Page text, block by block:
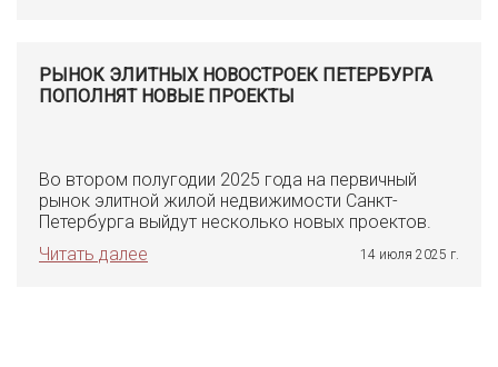
РЫНОК ЭЛИТНЫХ НОВОСТРОЕК ПЕТЕРБУРГА
ПОПОЛНЯТ НОВЫЕ ПРОЕКТЫ
Во втором полугодии 2025 года на первичный
рынок элитной жилой недвижимости Санкт-
Петербурга выйдут несколько новых проектов.
Читать далее
14 июля 2025 г.